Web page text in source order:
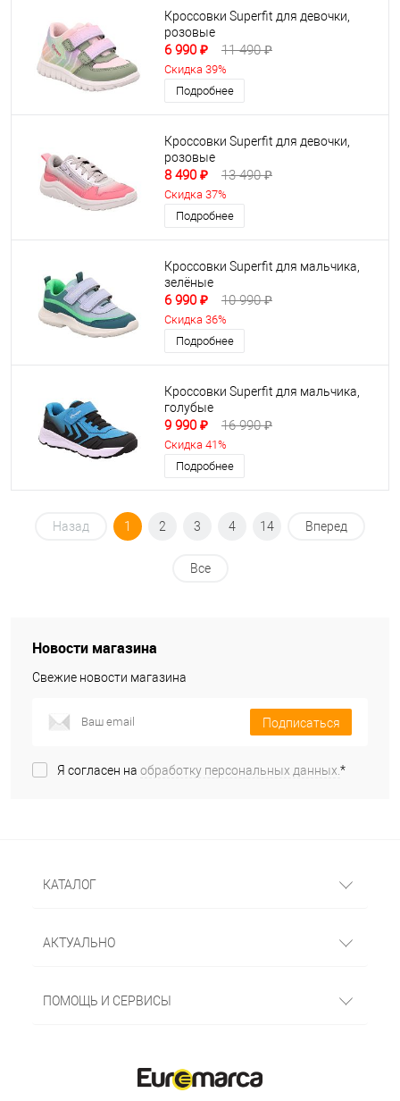
Кроссовки Superfit для девочки,
розовые
6 990 ₽ 11 490 ₽
Скидка 39%
Подробнее
Кроссовки Superfit для девочки,
розовые
8 490 ₽ 13 490 ₽
Скидка 37%
Подробнее
Кроссовки Superfit для мальчика,
зелёные
6 990 ₽ 10 990 ₽
Скидка 36%
Подробнее
Кроссовки Superfit для мальчика,
голубые
9 990 ₽ 16 990 ₽
Скидка 41%
Подробнее
Назад 1 2 3 4 14 Вперед
Все
Новости магазина
Свежие новости магазина
Подписаться
Я согласен на обработку персональных данных.*
КАТАЛОГ
АКТУАЛЬНО
ПОМОЩЬ И СЕРВИСЫ